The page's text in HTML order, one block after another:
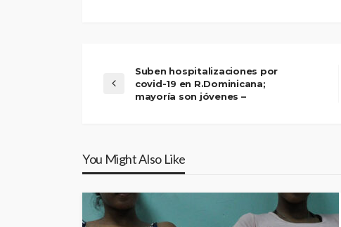
Suben hospitalizaciones por
covid-19 en R.Dominicana;
mayoría son jóvenes –
You Might Also Like